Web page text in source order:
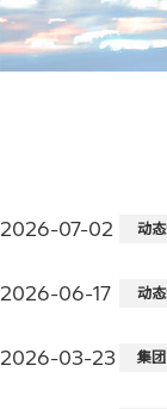
2026-07-02 动
2026-06-17 动
2026-03-23 集